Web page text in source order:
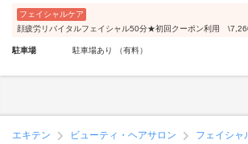
フェイシャルケア
顔疲労リバイタルフェイシャル50分★初回クーポン利用
駐車場 駐車場あり （有料）
エキテン ビューティ・ヘアサロン
フェイシャ